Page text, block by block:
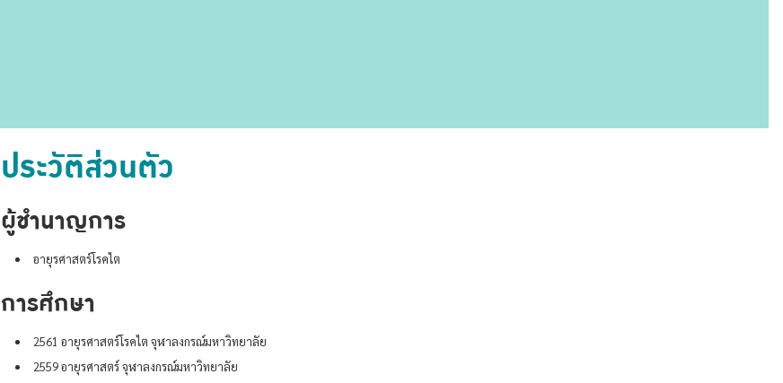
ประวัติส่วนตัว
ผู้ชำนาญการ
อายุรศาสตร์โรคไต
การศึกษา
2561 อายุรศาสตร์โรคไต จุฬาลงกรณ์มหาวิทยาลัย
2559 อายุรศาสตร์ จุฬาลงกรณ์มหาวิทยาลัย